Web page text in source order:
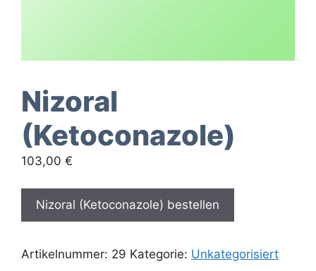
Nizoral
(Ketoconazole)
103,00 €
Nizoral (Ketoconazole) bestellen
Artikelnummer: 29 Kategorie: Unkategorisiert